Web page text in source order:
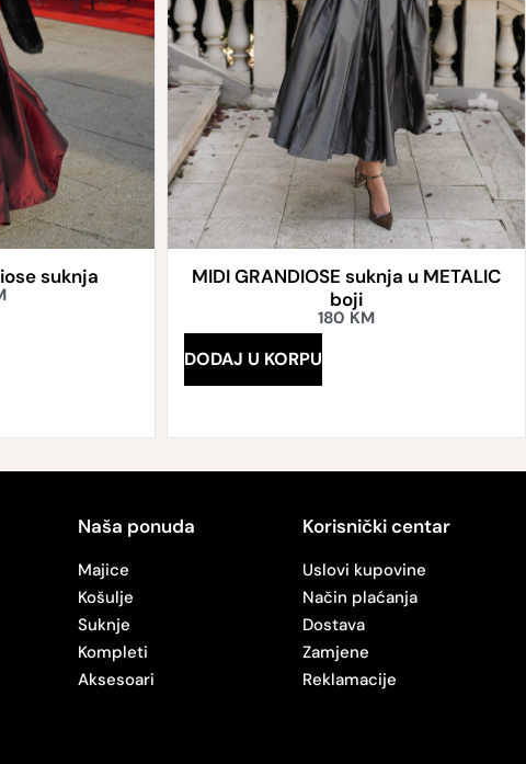
suknja
MIDI GRANDIOSE suknja u METALIC
boji
180 KM
DODAJ U KORPU
Naša ponuda
Majice
Košulje
Suknje
Kompleti
Aksesoari
Korisnički centar
Uslovi kupovine
Način plaćanja
Dostava
Zamjene
Reklamacije